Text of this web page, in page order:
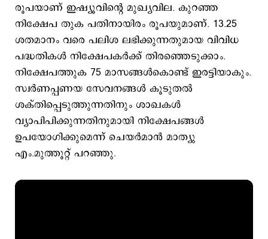
രൂപയാണ് ഇഷ്യൂവിന്റെ മുഖ്യവില. കുറഞ്ഞ
നിക്ഷേപ തുക പതിനായിരം രൂപയുമാണ്. 13.25
ശതമാനം വരെ പലിശ ലഭിക്കുന്നതുമായ വിവിധ
പദ്ധതികള്‍ നിക്ഷേപകര്‍ക്ക് തിരഞ്ഞെടുക്കാം.
നിക്ഷേപത്തുക 75 മാസങ്ങള്‍കൊണ്ട് ഇരട്ടിയാകും.
സ്വര്‍ണപ്പണയ സേവനങ്ങള്‍ കൂടുതല്‍
ശക്തിപ്പെടുത്തുന്നതിനും ശാഖകള്‍
വ്യാപിപിക്കുന്നതിനുമായി നിക്ഷേപങ്ങള്‍
ഉപയോഗിക്കുമെന്ന് ചെയര്‍മാന്‍ മാത്യു
എം.മുത്തൂറ്റ് പറഞ്ഞു.